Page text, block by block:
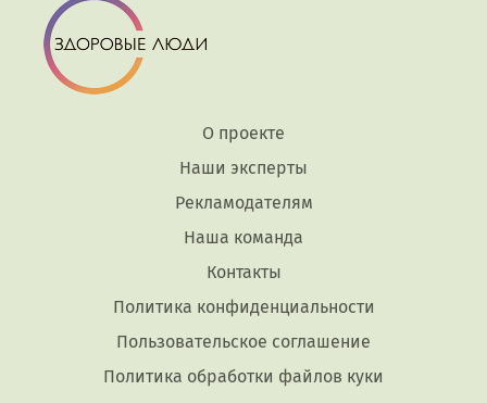
О проекте
Наши эксперты
Рекламодателям
Наша команда
Контакты
Политика конфиденциальности
Пользовательское соглашение
Политика обработки файлов куки